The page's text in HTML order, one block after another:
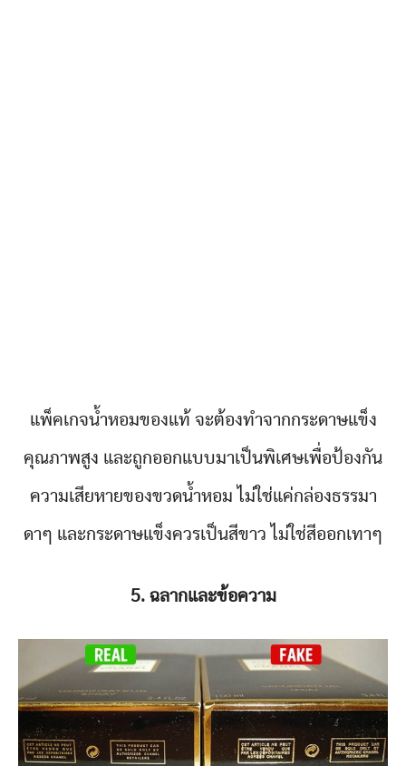
แพ็คเกจน้ำหอมของแท้ จะต้องทำจากกระดาษแข็ง
คุณภาพสูง และถูกออกแบบมาเป็นพิเศษเพื่อป้องกัน
ความเสียหายของขวดน้ำหอม ไม่ใช่แค่กล่องธรรมา
ดาๆ และกระดาษแข็งควรเป็นสีขาว ไม่ใช่สีออกเทาๆ
5. ฉลากและข้อความ